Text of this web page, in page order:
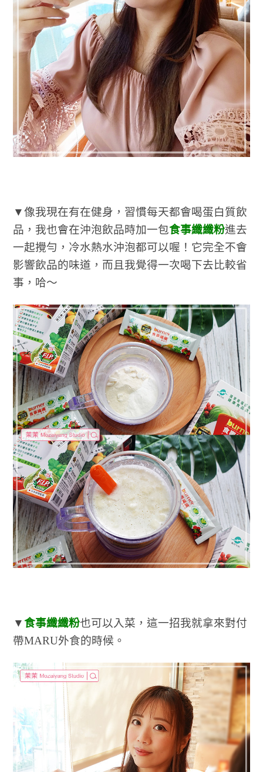
▼像我現在有在健身，習慣每天都會喝蛋白質飲
品，我也會在沖泡飲品時加一包食事纖纖粉進去
一起攪勻，冷水熱水沖泡都可以喔！它完全不會
影響飲品的味道，而且我覺得一次喝下去比較省
事，哈～
▼食事纖纖粉也可以入菜，這一招我就拿來對付
帶MARU外食的時候。